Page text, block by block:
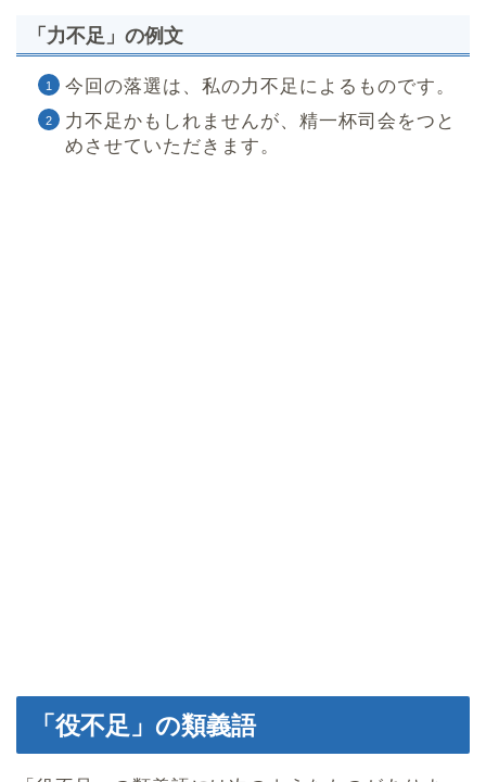
「力不足」の例文
今回の落選は、私の力不足によるものです。
力不足かもしれませんが、精一杯司会をつと
めさせていただきます。
「役不足」の類義語